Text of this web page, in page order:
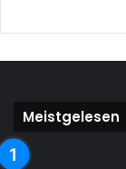
Meistgelesen